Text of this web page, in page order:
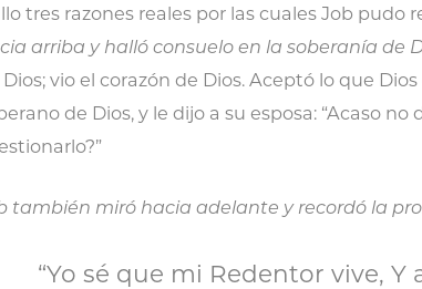
tres razones reales por las cuales Job pudo
arriba y halló consuelo en la soberanía de
vio el corazón de Dios. Aceptó lo que
de Dios, y le dijo a su esposa: “Acaso
también miró hacia adelante y recordó la
“Yo sé que mi Redentor vive,